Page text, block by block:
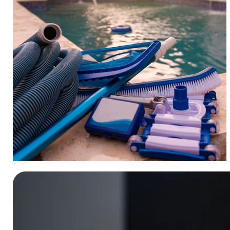
Accessoires et produits d'entretien